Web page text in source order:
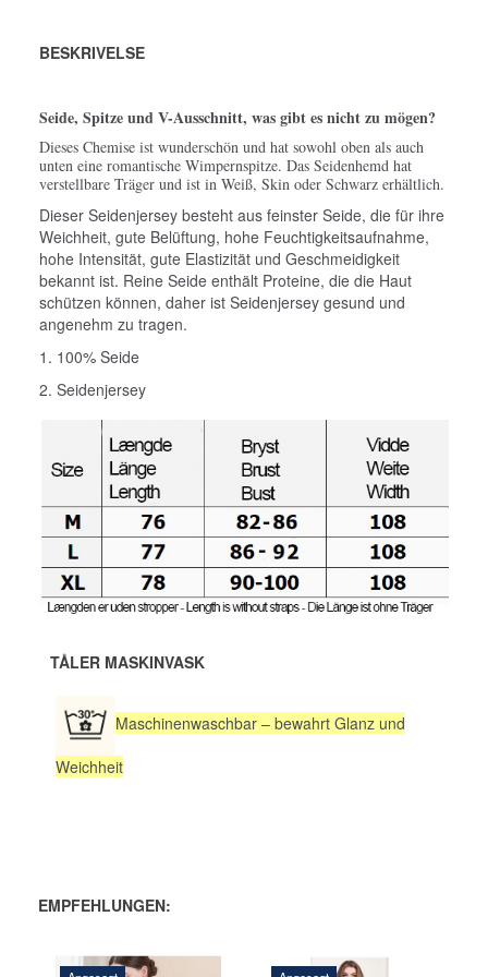
BESKRIVELSE
Seide, Spitze und V-Ausschnitt, was gibt es nicht zu mögen?
Dieses Chemise ist wunderschön und hat sowohl oben als auch
unten eine romantische Wimpernspitze. Das Seidenhemd hat
verstellbare Träger und ist in Weiß, Skin oder Schwarz erhältlich.
Dieser Seidenjersey besteht aus feinster Seide, die für ihre
Weichheit, gute Belüftung, hohe Feuchtigkeitsaufnahme,
hohe Intensität, gute Elastizität und Geschmeidigkeit
bekannt ist. Reine Seide enthält Proteine, die die Haut
schützen können, daher ist Seidenjersey gesund und
angenehm zu tragen.
1. 100% Seide
2. Seidenjersey
TÅLER MASKINVASK
Maschinenwaschbar – bewahrt Glanz und
Weichheit
EMPFEHLUNGEN: